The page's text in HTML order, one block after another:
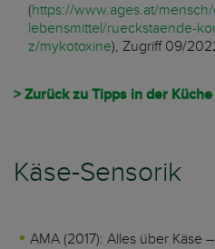
(https://www.ages.at/
lebensmittel/rueckstaende-
z/mykotoxine), Zugriff 09/
> Zurück zu Tipps in der Küche
Käse-Sensorik
AMA (2017): Alles über Käse